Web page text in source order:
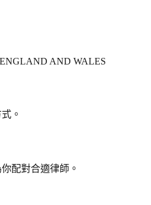
AND WALES
。
配對合適律師。